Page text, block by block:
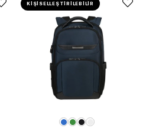
KİŞİSELLEŞTİRİLEBİLİR